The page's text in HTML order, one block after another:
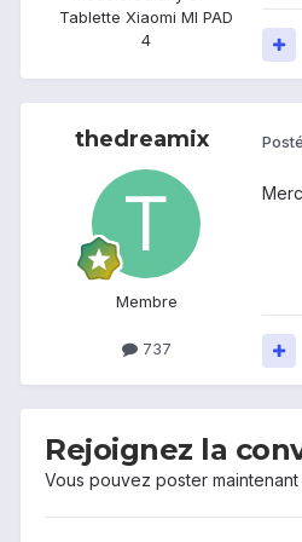
Tablette Xiaomi MI PAD
4
thedreamix
Membre
737
Rejoignez la
Vous pouvez poster